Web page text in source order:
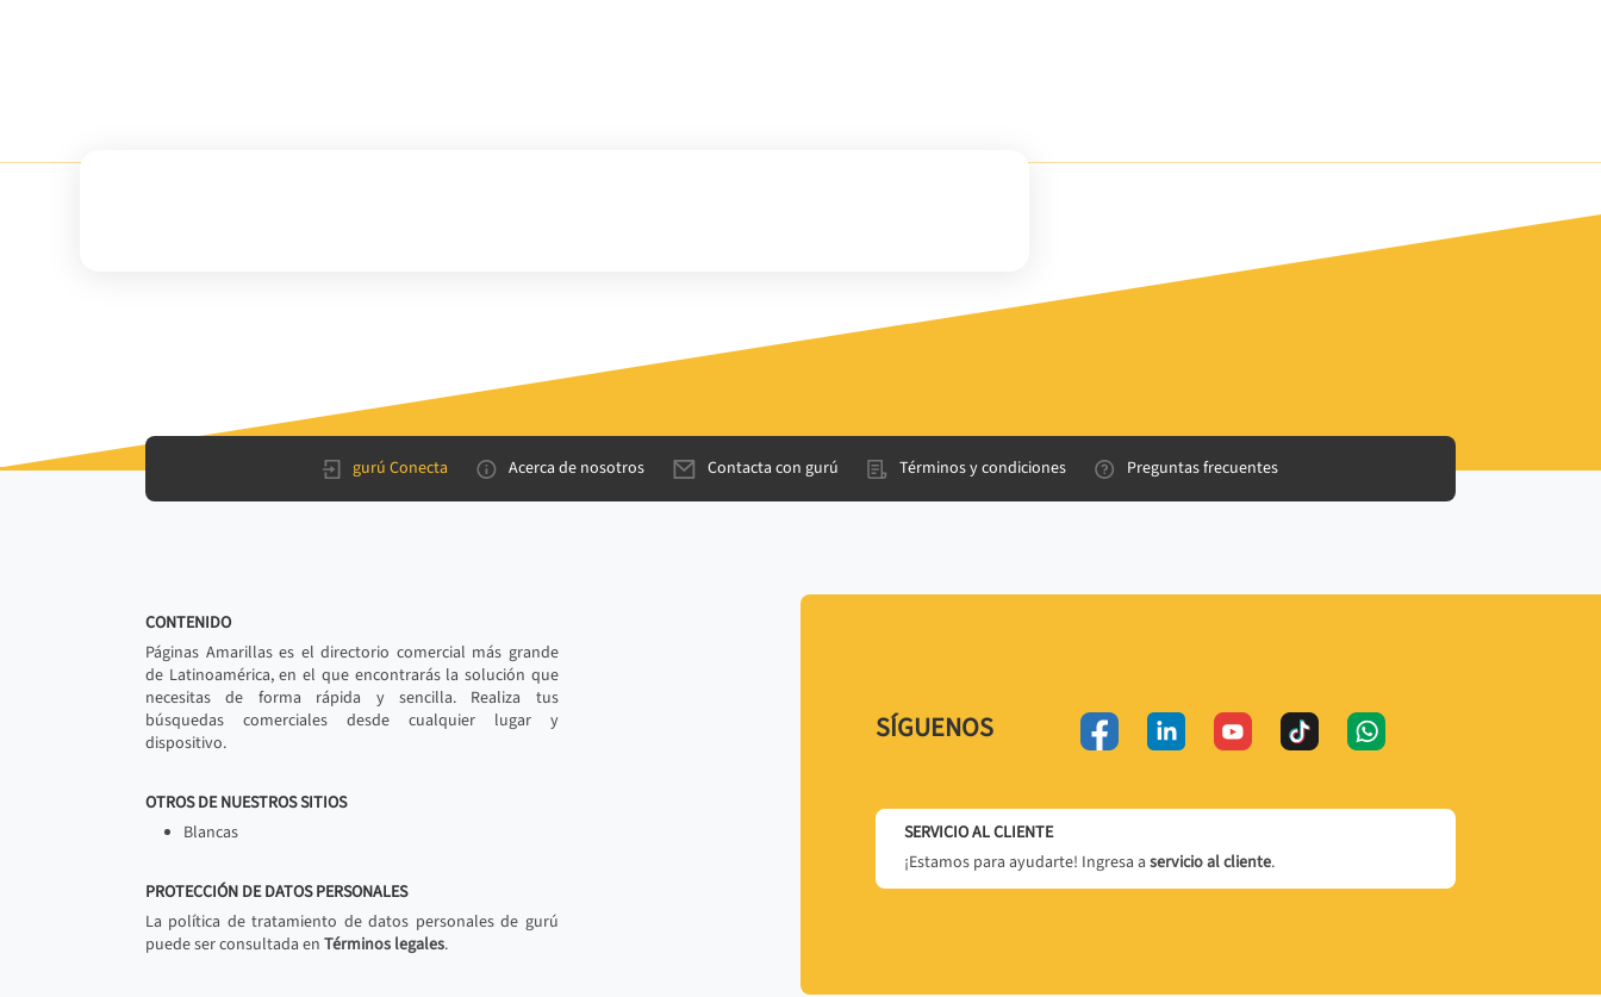
gurú Conecta Acerca de nosotros Contacta con gurú Términos y condiciones Preguntas frecuentes
CONTENIDO
Páginas Amarillas es el directorio comercial más grande
de Latinoamérica, en el que encontrarás la solución que
necesitas de forma rápida y sencilla. Realiza tus
búsquedas comerciales desde cualquier lugar y
dispositivo.
OTROS DE NUESTROS SITIOS
Blancas
PROTECCIÓN DE DATOS PERSONALES
La política de tratamiento de datos personales de gurú
puede ser consultada en Términos legales.
SÍGUENOS
SERVICIO AL CLIENTE
¡Estamos para ayudarte! Ingresa a servicio al cliente.